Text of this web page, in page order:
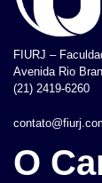
FIURJ –
Avenida Rio
(21) 2419-6260
O